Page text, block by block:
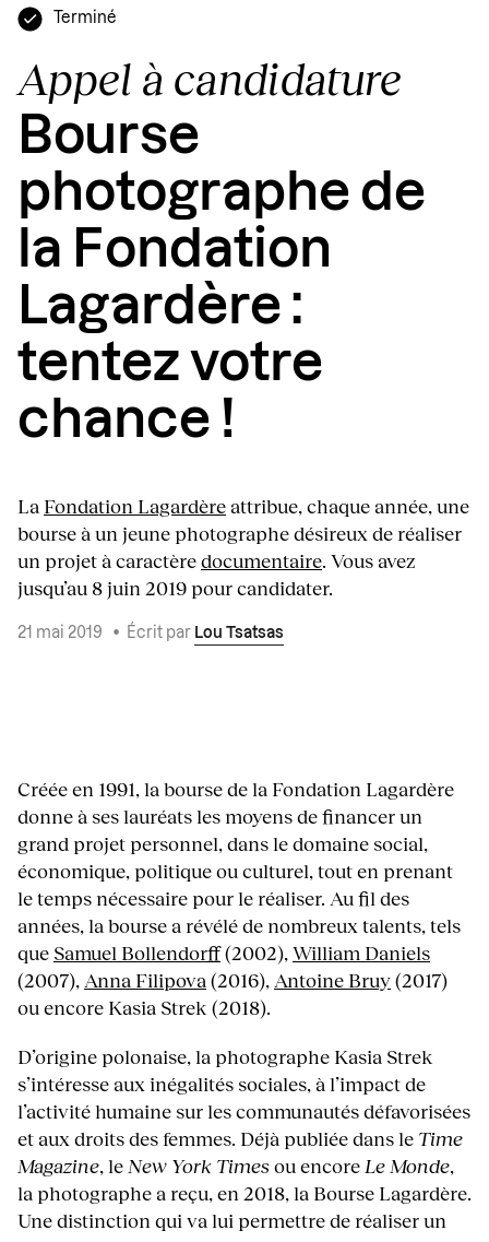
Terminé
Appel à candidature
Bourse
photographe de
la Fondation
Lagardère :
tentez votre
chance !
La Fondation Lagardère attribue, chaque année, une
bourse à un jeune photographe désireux de réaliser
un projet à caractèredocumentaire. Vous avez
jusqu’au 8 juin 2019 pour candidater.
21 mai 2019 • Écrit par Lou Tsatsas
Créée en 1991, la bourse de la Fondation Lagardère
donne à ses lauréats les moyens de financer un
grand projet personnel, dans le domaine social,
économique, politique ou culturel, tout en prenant
le temps nécessaire pour le réaliser. Au fil des
années, la bourse a révélé de nombreux talents, tels
que Samuel Bollendorff(2002),William Daniels
(2007), Anna Filipova (2016), Antoine Bruy(2017)
ou encore Kasia Strek (2018).
D’origine polonaise, la photographe Kasia Strek
s’intéresse aux inégalités sociales, à l’impact de
l’activité humaine sur les communautés défavorisées
et aux droits des femmes. Déjà publiée dans le Time
Magazine, le New York Timesou encore Le Monde,
la photographe a reçu, en 2018, la Bourse Lagardère.
Une distinction qui va lui permettre de réaliser un